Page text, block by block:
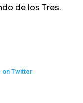
de los Tres.
on Twitter